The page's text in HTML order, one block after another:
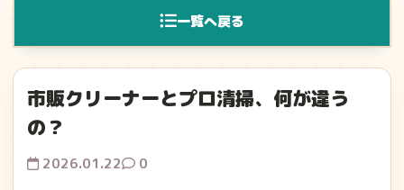
一覧へ戻る
市販クリーナーとプロ清掃、何が違う
の？
2026.01.22 0